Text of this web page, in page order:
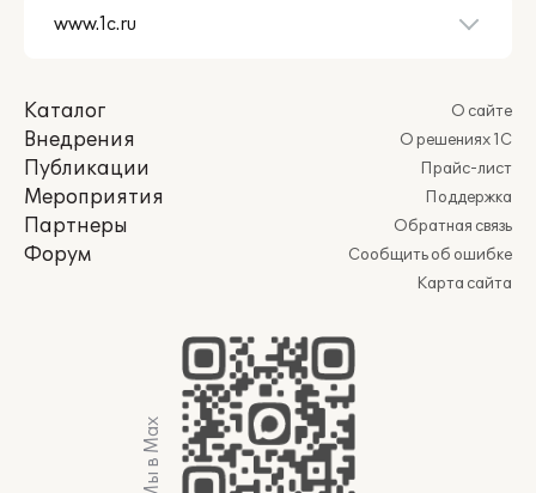
Каталог
Внедрения
Публикации
Мероприятия
Партнеры
Форум
О сайте
О решениях 1С
Прайс-лист
Поддержка
Обратная связь
Сообщить об ошибке
Карта сайта
Мы в Max